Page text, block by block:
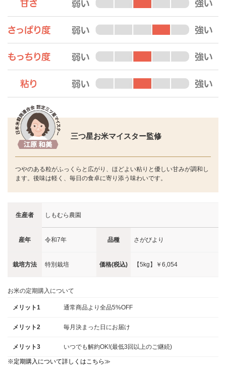
三つ星お米マイスター監修
つやのある粒がふっくらと広がり、ほどよい粘りと優しい甘みが調和し
ます。後味は軽く、毎日の食卓に寄り添う味わいです。
生産者 しもむら農園
産年 令和7年 品種 さがびより
栽培方法 特別栽培 価格(税込) 【5kg】 ￥6,054
お米の定期購入について
メリット1 通常商品より全品5%OFF
メリット2 毎月決まった日にお届け
メリット3 いつでも解約OK!(最低3回以上のご継続)
※定期購入について詳しくはこちら≫